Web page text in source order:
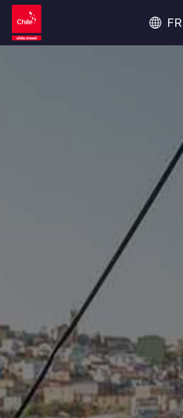
FR
Désert et Altiplano, Vallées et Villages, Montagne et Neige
Santiago, Valparaíso et Vallées Viticoles
Rapa Nui et Archipel Juan Fernández
Forêts, Lacs et Volcans
Forêts, Patagonie, Montagne et Neige
Par paysage
Désert et Altiplano
Forêts
Îles
Lacs et Rivières
Routes du vin et
Aventure et sport
Nature et parcs
Culture et
Top 10 des
Top 10 des
populaires
INCONTOURNABLES